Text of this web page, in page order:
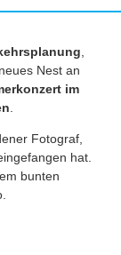
Nest an
im
Fotograf,
hat.
bunten